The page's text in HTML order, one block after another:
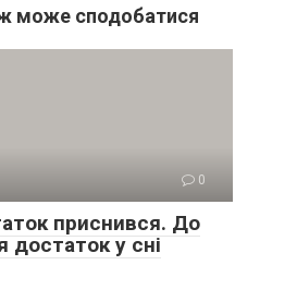
може сподобатися
0
приснився. До
достаток у сні